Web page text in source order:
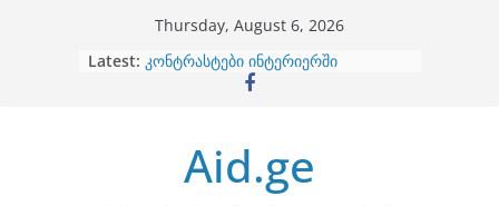
Thursday, August 6, 2026
Latest: ბინების გაერთიანება
კონტრასტები ინტერიერში
ინტერიერის დიზიანი
არტემიდი წარმოგიდგენთ
Aid.ge